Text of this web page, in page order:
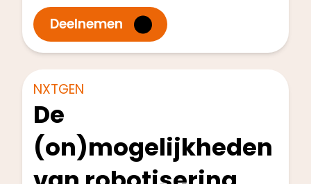
Deelnemen
Start: Q1 2025
Directie en Management
NXTGEN
De
(on)mogelijkheden